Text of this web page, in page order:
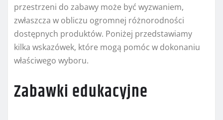
przestrzeni do zabawy może być wyzwaniem,
zwłaszcza w obliczu ogromnej różnorodności
dostępnych produktów. Poniżej przedstawiamy
kilka wskazówek, które mogą pomóc w dokonaniu
właściwego wyboru.
Zabawki edukacyjne